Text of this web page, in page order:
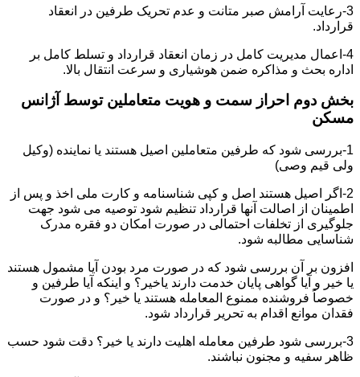
3-رعایت آرامش صبر متانت و عدم تحریک طرفین در انعقاد
قرارداد.
4-اعمال مدیریت کامل در زمان انعقاد قرارداد و تسلط کامل بر
اداره بحث و مذاکره ضمن هوشیاری و سرعت انتقال بالا.
بخش دوم احراز سمت و هویت متعاملین توسط آژانس
مسکن
1-بررسی شود که طرفین متعاملین اصیل هستند یا نماینده (وکیل
ولی قیم وصی)
2-اگر اصیل هستند اصل و کپی شناسنامه و کارت ملی اخذ و پس از
اطمینان از اصالت آنها قرارداد تنظیم شود توصیه می شود جهت
جلوگیری از تخلفات احتمالی در صورت امکان دو فقره مدرک
شناسایی مطالبه شود.
افزون بر آن بررسی شود که در صورت مرد بودن آیا مشمول هستند
یا خیر و آیا گواهی پایان خدمت دارند یاخیر؟ و اینکه آیا طرفین و
خصوصاً فروشنده ممنوع المعامله هستند یا خیر؟ و در صورت
فقدان موانع اقدام به تحریر قرارداد شود.
3-بررسی شود طرفین معامله اهلیت دارند یا خیر؟ دقت شود حسب
ظاهر سفیه و مجنون نباشند.